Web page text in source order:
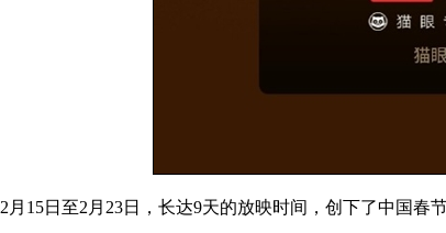
月15日至2月23日，长达9天的放映时间，创下了中国春